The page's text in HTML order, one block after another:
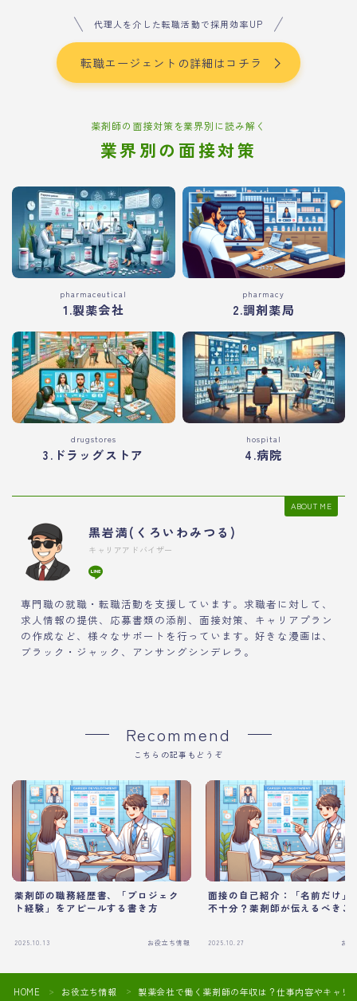
代理人を介した転職活動で採用効率UP
転職エージェントの詳細はコチラ
薬剤師の面接対策を業界別に読み解く
業界別の面接対策
pharmaceutical
1.製薬会社
pharmacy
2.調剤薬局
drugstores
3.ドラッグストア
hospital
4.病院
ABOUT ME
黒岩満(くろいわみつる)
キャリアアドバイザー
専門職の就職・転職活動を支援しています。求職者に対して、
求人情報の提供、応募書類の添削、面接対策、キャリアプラン
の作成など、様々なサポートを行っています。好きな漫画は、
ブラック・ジャック、アンサングシンデレラ。
Recommend
こちらの記事もどうぞ
薬剤師の職務経歴書、「プロジェク
ト経験」をアピールする書き方
2025.10.13 お役立ち情報
面接の自己紹介：「名前だけ」
不十分？薬剤師が伝えるべきこ
2025.10.27 お
HOME ＞ お役立ち情報 ＞ 製薬会社で働く薬剤師の年収は？仕事内容やキャリ